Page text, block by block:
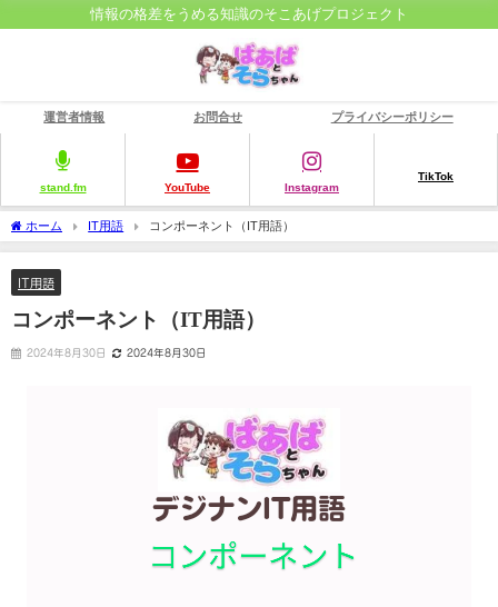
情報の格差をうめる知識のそこあげプロジェクト
運営者情報 お問合せ プライバシーポリシー
stand.fm YouTube Instagram
TikTok
ホーム IT用語 コンポーネント（IT用語）
IT用語
コンポーネント（IT用語）
2024年8月30日 2024年8月30日